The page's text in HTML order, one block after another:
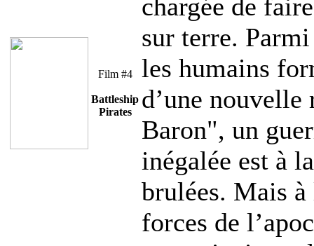
Film #4
Battleship
Pirates
chargée de
sur terre.
les humains
d’une
Baron", un
inégalée est à
brulées. Mais à
forces de